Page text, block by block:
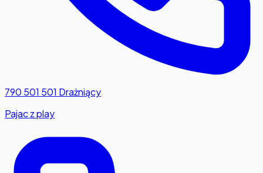
790 501 501 Drażniący
Pajac z play